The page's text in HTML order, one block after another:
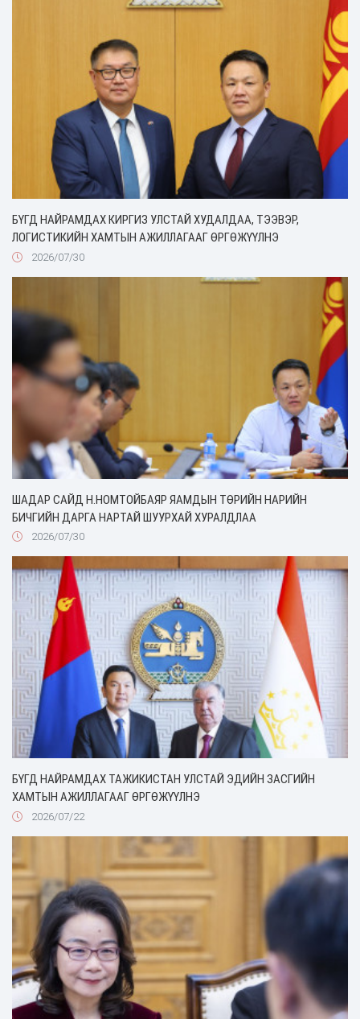
БҮГД НАЙРАМДАХ КИРГИЗ УЛСТАЙ ХУДАЛДАА, ТЭЭВЭР,
ЛОГИСТИКИЙН ХАМТЫН АЖИЛЛАГААГ ӨРГӨЖҮҮЛНЭ
2026/07/30
ШАДАР САЙД Н.НОМТОЙБАЯР ЯАМДЫН ТӨРИЙН НАРИЙН
БИЧГИЙН ДАРГА НАРТАЙ ШУУРХАЙ ХУРАЛДЛАА
2026/07/30
БҮГД НАЙРАМДАХ ТАЖИКИСТАН УЛСТАЙ ЭДИЙН ЗАСГИЙН
ХАМТЫН АЖИЛЛАГААГ ӨРГӨЖҮҮЛНЭ
2026/07/22